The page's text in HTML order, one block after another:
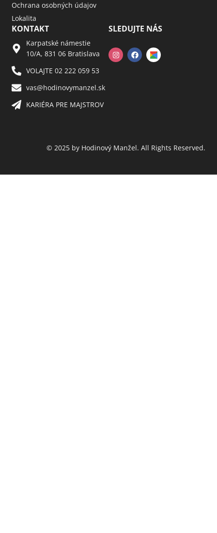
Ochrana osobných údajov
Lokalita
KONTAKT
Karpatské námestie
10/A, 831 06 Bratislava
VOLAJTE 02 222 059 53​
vas@hodinovymanzel.sk​
KARIÉRA PRE MAJSTROV​
SLEDUJTE NÁS
© 2025 by Hodinový Manžel. All Rights Reserved.